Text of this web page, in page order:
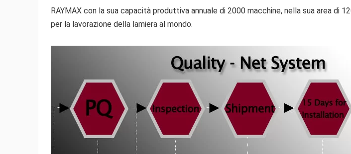
RAYMAX con la sua capacità produttiva annuale di 2000 macchine, nella sua area di
per la lavorazione della lamiera al mondo.